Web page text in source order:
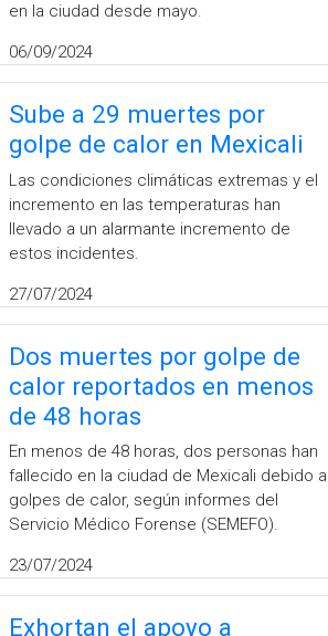
en la ciudad desde mayo.
06/09/2024
Sube a 29 muertes por
golpe de calor en Mexicali
Las condiciones climáticas extremas y el
incremento en las temperaturas han
llevado a un alarmante incremento de
estos incidentes.
27/07/2024
Dos muertes por golpe de
calor reportados en menos
de 48 horas
En menos de 48 horas, dos personas han
fallecido en la ciudad de Mexicali debido a
golpes de calor, según informes del
Servicio Médico Forense (SEMEFO).
23/07/2024
Exhortan el apoyo a